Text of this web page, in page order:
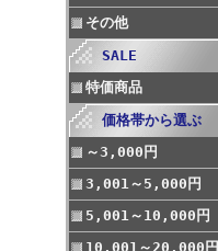
その他
SALE
特価商品
価格帯から選ぶ
～3,000円
3,001～5,000円
5,001～10,000円
10,001～20,000円